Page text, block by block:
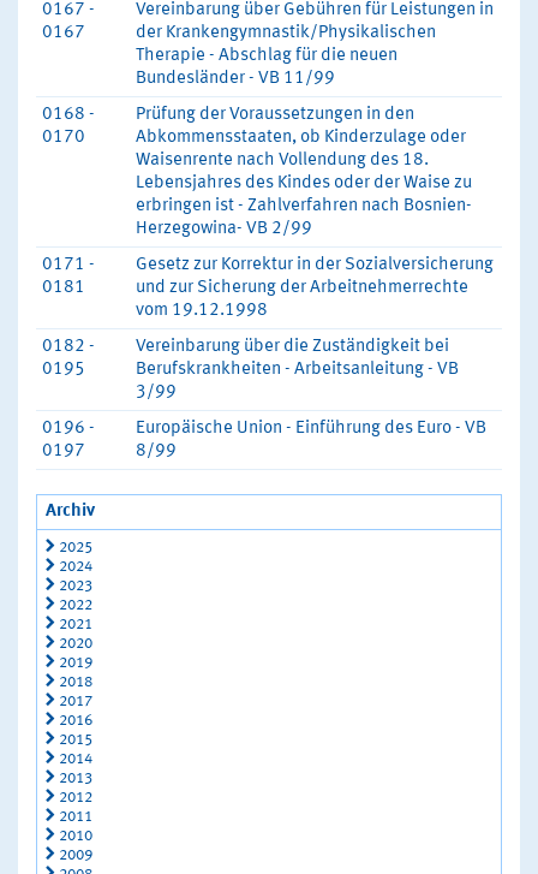
0167 -
0167
Vereinbarung über Gebühren für Leistungen in
der Krankengymnastik/Physikalischen
Therapie - Abschlag für die neuen
Bundesländer - VB 11/99
0168 -
0170
Prüfung der Voraussetzungen in den
Abkommensstaaten, ob Kinderzulage oder
Waisenrente nach Vollendung des 18.
Lebensjahres des Kindes oder der Waise zu
erbringen ist - Zahlverfahren nach Bosnien-
Herzegowina- VB 2/99
0171 -
0181
Gesetz zur Korrektur in der Sozialversicherung
und zur Sicherung der Arbeitnehmerrechte
vom 19.12.1998
0182 -
0195
Vereinbarung über die Zuständigkeit bei
Berufskrankheiten - Arbeitsanleitung - VB
3/99
0196 -
0197
Europäische Union - Einführung des Euro - VB
8/99
Archiv
2025
2024
2023
2022
2021
2020
2019
2018
2017
2016
2015
2014
2013
2012
2011
2010
2009